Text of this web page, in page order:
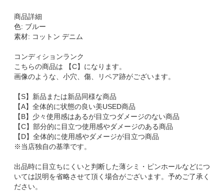
商品詳細
色: ブルー
素材: コットン デニム
コンディションランク
こちらの商品は 【C】になります。
画像のような、小穴、傷、リペア跡がございます。
【S】新品または新品同様な商品
【A】全体的に状態の良い美USED商品
【B】少々使用感はあるが目立つダメージのない商品
【C】部分的に目立つ使用感やダメージのある商品
【D】全体的に使用感やダメージが目立つ商品
※当店独自の基準です。
出品時に目立ちにくいと判断した薄シミ・ピンホールなどにつ
いては説明を省略させて頂く場合がございます。予めご了承く
ださい。